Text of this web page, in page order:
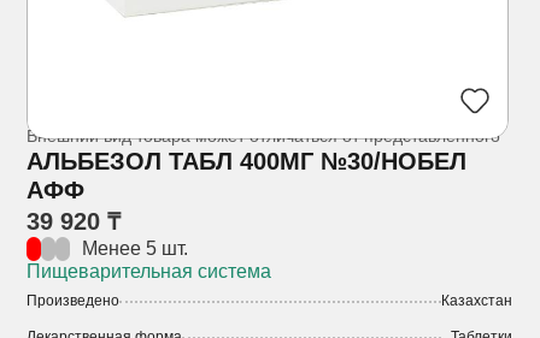
Внешний вид товара может отличаться от представленного
АЛЬБЕЗОЛ ТАБЛ 400МГ №30/НОБЕЛ
АФФ
39 920 ₸
Менее 5 шт.
Пищеварительная система
Произведено Казахстан